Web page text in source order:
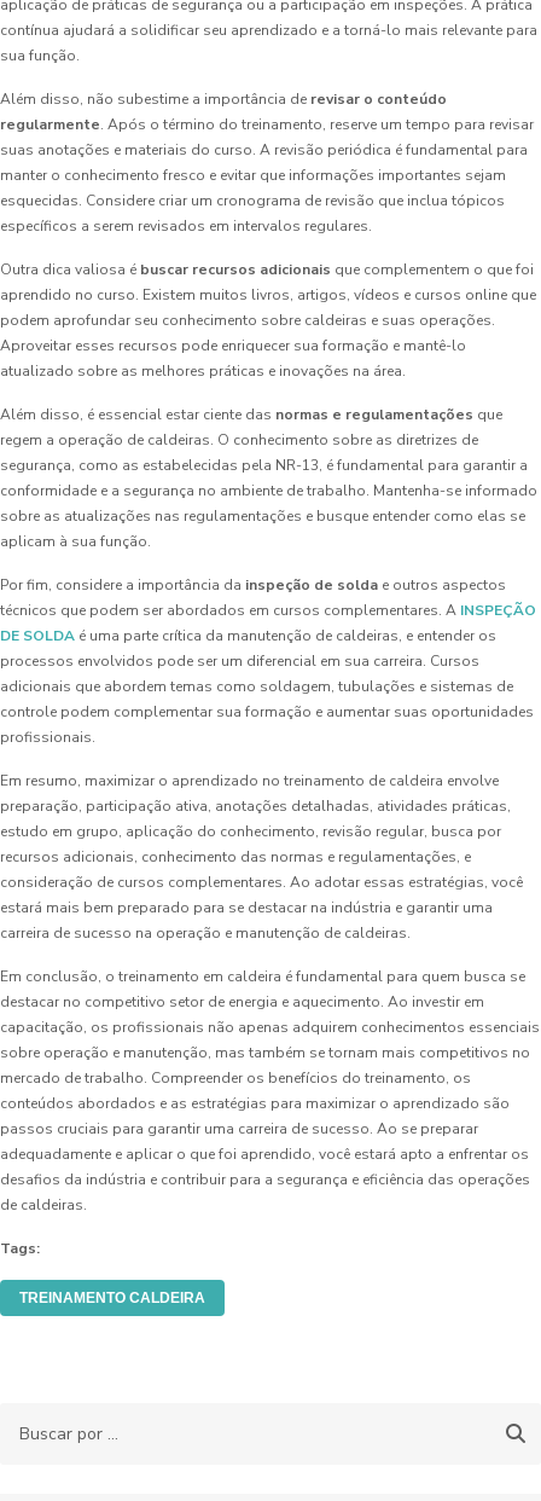
aplicação de práticas de segurança ou a participação em inspeções. A prática
contínua ajudará a solidificar seu aprendizado e a torná-lo mais relevante para
sua função.
Além disso, não subestime a importância de revisar o conteúdo
regularmente. Após o término do treinamento, reserve um tempo para revisar
suas anotações e materiais do curso. A revisão periódica é fundamental para
manter o conhecimento fresco e evitar que informações importantes sejam
esquecidas. Considere criar um cronograma de revisão que inclua tópicos
específicos a serem revisados em intervalos regulares.
Outra dica valiosa é buscar recursos adicionais que complementem o que foi
aprendido no curso. Existem muitos livros, artigos, vídeos e cursos online que
podem aprofundar seu conhecimento sobre caldeiras e suas operações.
Aproveitar esses recursos pode enriquecer sua formação e mantê-lo
atualizado sobre as melhores práticas e inovações na área.
Além disso, é essencial estar ciente das normas e regulamentações que
regem a operação de caldeiras. O conhecimento sobre as diretrizes de
segurança, como as estabelecidas pela NR-13, é fundamental para garantir a
conformidade e a segurança no ambiente de trabalho. Mantenha-se informado
sobre as atualizações nas regulamentações e busque entender como elas se
aplicam à sua função.
Por fim, considere a importância da inspeção de solda e outros aspectos
técnicos que podem ser abordados em cursos complementares. A INSPEÇÃO
DE SOLDA é uma parte crítica da manutenção de caldeiras, e entender os
processos envolvidos pode ser um diferencial em sua carreira. Cursos
adicionais que abordem temas como soldagem, tubulações e sistemas de
controle podem complementar sua formação e aumentar suas oportunidades
profissionais.
Em resumo, maximizar o aprendizado no treinamento de caldeira envolve
preparação, participação ativa, anotações detalhadas, atividades práticas,
estudo em grupo, aplicação do conhecimento, revisão regular, busca por
recursos adicionais, conhecimento das normas e regulamentações, e
consideração de cursos complementares. Ao adotar essas estratégias, você
estará mais bem preparado para se destacar na indústria e garantir uma
carreira de sucesso na operação e manutenção de caldeiras.
Em conclusão, o treinamento em caldeira é fundamental para quem busca se
destacar no competitivo setor de energia e aquecimento. Ao investir em
capacitação, os profissionais não apenas adquirem conhecimentos essenciais
sobre operação e manutenção, mas também se tornam mais competitivos no
mercado de trabalho. Compreender os benefícios do treinamento, os
conteúdos abordados e as estratégias para maximizar o aprendizado são
passos cruciais para garantir uma carreira de sucesso. Ao se preparar
adequadamente e aplicar o que foi aprendido, você estará apto a enfrentar os
desafios da indústria e contribuir para a segurança e eficiência das operações
de caldeiras.
Tags:
TREINAMENTO CALDEIRA